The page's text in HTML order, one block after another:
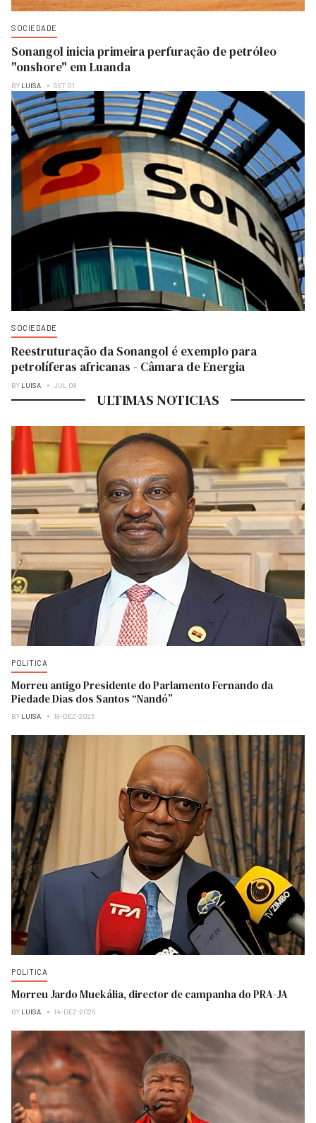
SOCIEDADE
Sonangol inicia primeira perfuração de petróleo
"onshore" em Luanda
BY LUISA SET 01
SOCIEDADE
Reestruturação da Sonangol é exemplo para
petrolíferas africanas - Câmara de Energia
BY LUISA JUL 08
ULTIMAS NOTICIAS
POLITICA
Morreu antigo Presidente do Parlamento Fernando da
Piedade Dias dos Santos “Nandó”
BY LUISA 18-DEZ-2025
POLITICA
Morreu Jardo Muekália, director de campanha do PRA-JA
BY LUISA 14-DEZ-2025